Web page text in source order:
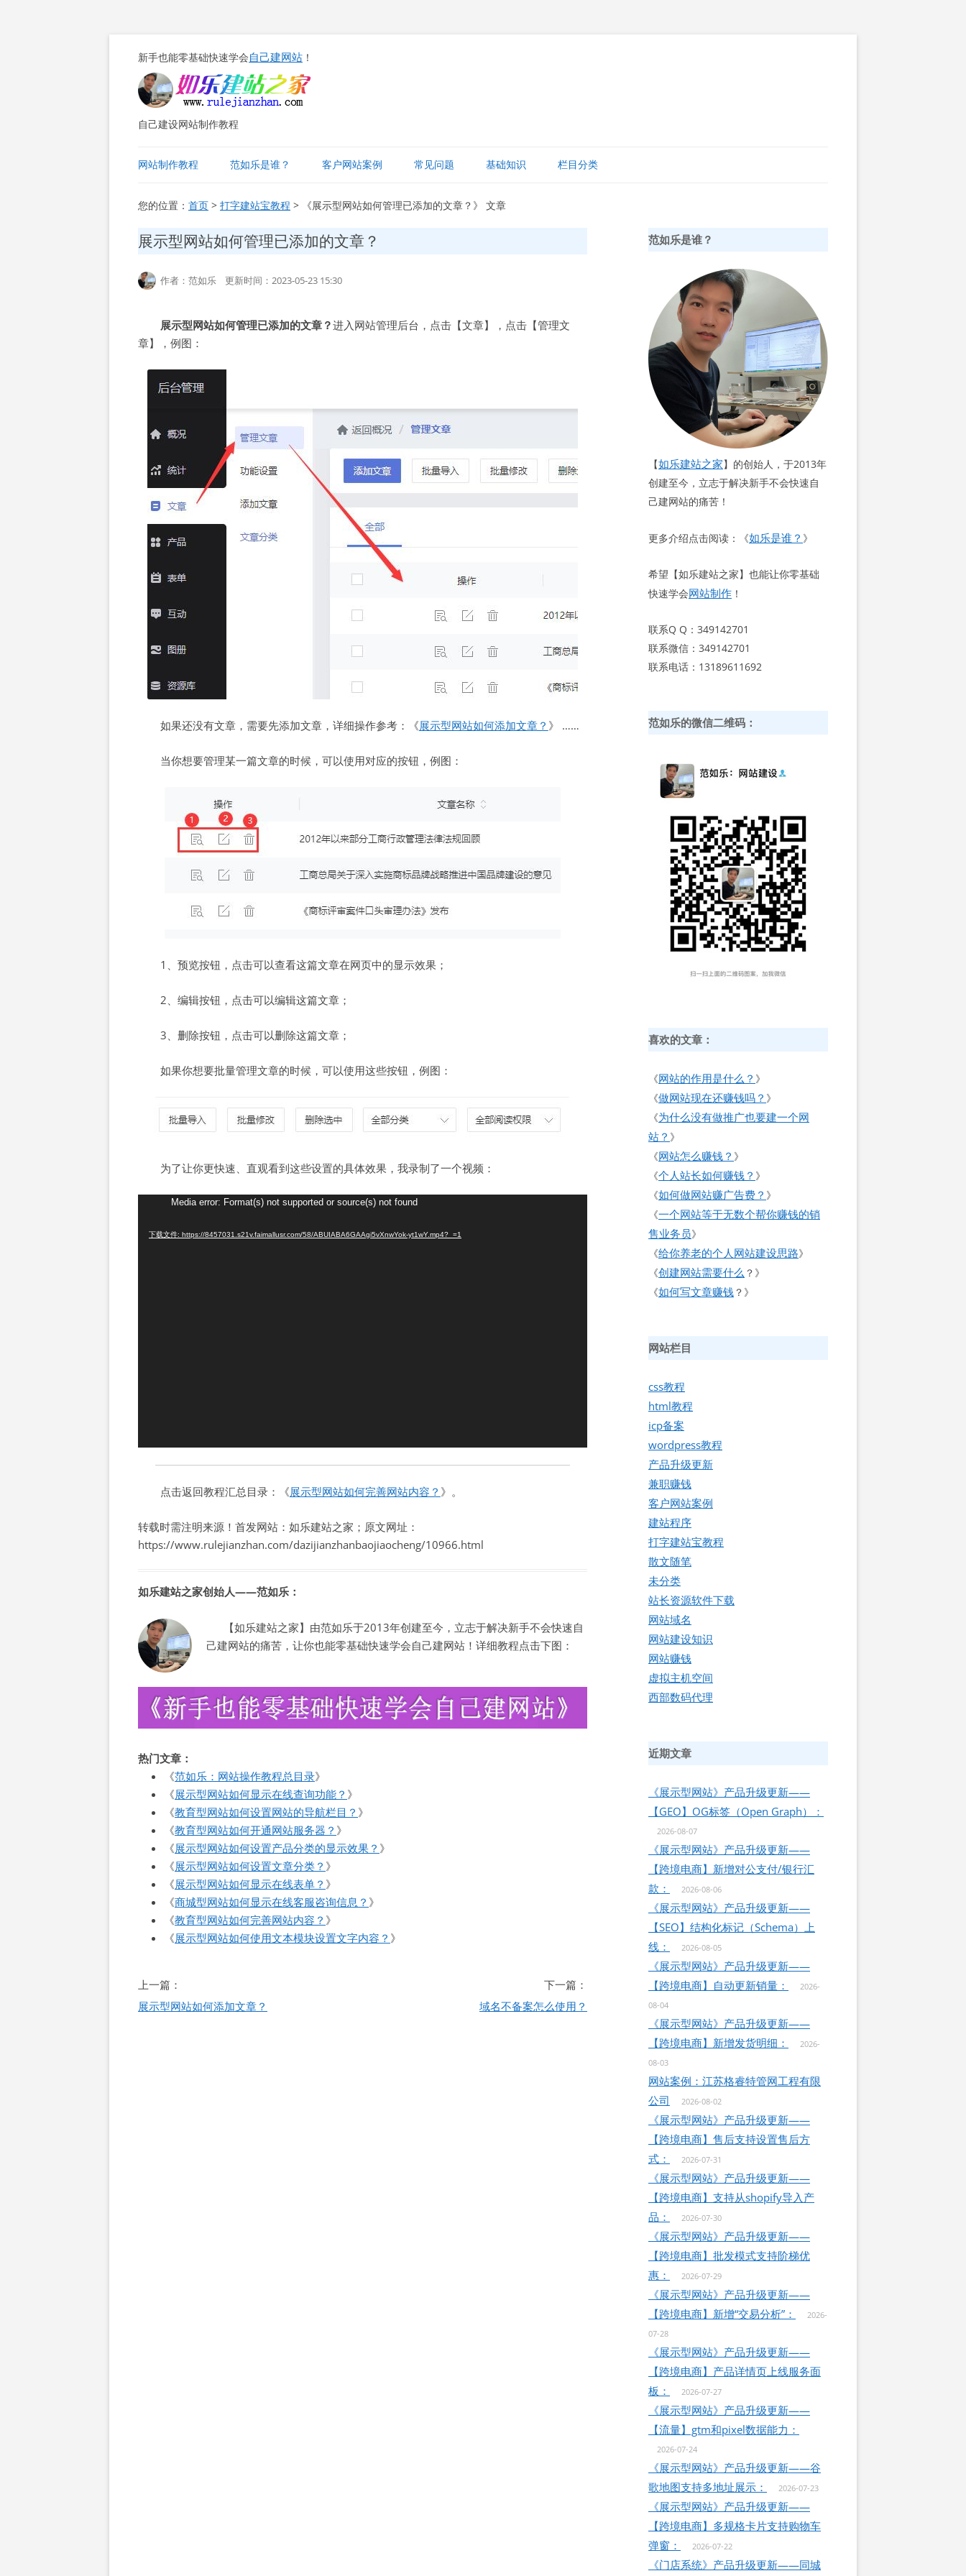
新手也能零基础快速学会自己建网站 ！
自己建设网站制作教程
至
正
网站制作教程 范如乐是谁？ 客户网站案例 常见问题 基础知识 栏目分类
CSS教程
您的位置： 首页 > 打字建站宝教程 > 《展示型网站如何管理已添加的文章？》 文章
展示型网站如何管理已添加的文章？
作者：范如乐 更新时间：2023-05-23 15:30
展示型网站如何管理已添加的文章？进入网站管理后台，点击【文章】，点击【管理文
章】，例图：
如果还没有文章，需要先添加文章，详细操作参考：《展示型网站如何添加文章？ 》 ……
当你想要管理某一篇文章的时候，可以使用对应的按钮，例图：
1、预览按钮，点击可以查看这篇文章在网页中的显示效果；
2、编辑按钮，点击可以编辑这篇文章；
3、删除按钮，点击可以删除这篇文章；
如果你想要批量管理文章的时候，可以使用这些按钮，例图：
为了让你更快速、直观看到这些设置的具体效果，我录制了一个视频：
Media error: Format(s) not supported or source(s) not found
下载文件: https://8457031.s21v.faimallusr.com/58/ABUIABA6GAAgi5vXnwYok-yt1wY.mp4?_=1
点击返回教程汇总目录：《展示型网站如何完善网站内容？ 》。
转载时需注明来源！首发网站：如乐建站之家；原文网址：
https://www.rulejianzhan.com/dazijianzhanbaojiaocheng/10966.html
如乐建站之家创始人——范如乐：
【如乐建站之家】由范如乐于2013年创建至今，立志于解决新手不会快速自
己建网站的痛苦，让你也能零基础快速学会自己建网站！详细教程点击下图：
热门文章：
《范如乐：网站操作教程总目录》
《展示型网站如何显示在线查询功能？ 》
《教育型网站如何设置网站的导航栏目？ 》
《教育型网站如何开通网站服务器？ 》
《展示型网站如何设置产品分类的显示效果？ 》
《展示型网站如何设置文章分类？ 》
《展示型网站如何显示在线表单？ 》
《商城型网站如何显示在线客服咨询信息？ 》
《教育型网站如何完善网站内容？ 》
《展示型网站如何使用文本模块设置文字内容？ 》
文
章
上一篇：
展示型网站如何添加文章？
下一篇：
域名不备案怎么使用？
范如乐是谁？
【如乐建站之家】的创始人，于2013年
创建至今，立志于解决新手不会快速自
己建网站的痛苦！
更多介绍点击阅读：《如乐是谁？ 》
希望【如乐建站之家】也能让你零基础
快速学会网站制作 ！
联系Q Q：349142701
联系微信：349142701
联系电话：13189611692
范如乐的微信二维码：
喜欢的文章：
《网站的作用是什么？ 》
《做网站现在还赚钱吗？ 》
《为什么没有做推广也要建一个网
站？ 》
《网站怎么赚钱？ 》
《个人站长如何赚钱？ 》
《如何做网站赚广告费？ 》
《一个网站等于无数个帮你赚钱的销
售业务员》
《给你养老的个人网站建设思路》
《创建网站需要什么 ？》
《如何写文章赚钱 ？》
网站栏目
css教程
html教程
icp备案
wordpress教程
产品升级更新
兼职赚钱
客户网站案例
建站程序
打字建站宝教程
散文随笔
未分类
站长资源软件下载
网站域名
网站建设知识
网站赚钱
虚拟主机空间
西部数码代理
近期文章
《展示型网站》产品升级更新——
【GEO】OG标签（Open Graph）：
2026-08-07
《展示型网站》产品升级更新——
【跨境电商】新增对公支付/银行汇
款：
2026-08-06
《展示型网站》产品升级更新——
【SEO】结构化标记（Schema）上
线：
2026-08-05
《展示型网站》产品升级更新——
【跨境电商】自动更新销量：
2026-
08-04
《展示型网站》产品升级更新——
【跨境电商】新增发货明细：
2026-
08-03
网站案例：江苏格睿特管网工程有限
公司
2026-08-02
《展示型网站》产品升级更新——
【跨境电商】售后支持设置售后方
式：
2026-07-31
《展示型网站》产品升级更新——
【跨境电商】支持从shopify导入产
品：
2026-07-30
《展示型网站》产品升级更新——
【跨境电商】批发模式支持阶梯优
惠：
2026-07-29
《展示型网站》产品升级更新——
【跨境电商】新增“交易分析”：
2026-
07-28
《展示型网站》产品升级更新——
【跨境电商】产品详情页上线服务面
板：
2026-07-27
《展示型网站》产品升级更新——
【流量】gtm和pixel数据能力：
2026-07-24
《展示型网站》产品升级更新——谷
歌地图支持多地址展示：
2026-07-23
《展示型网站》产品升级更新——
【跨境电商】多规格卡片支持购物车
弹窗：
2026-07-22
《门店系统》产品升级更新——同城